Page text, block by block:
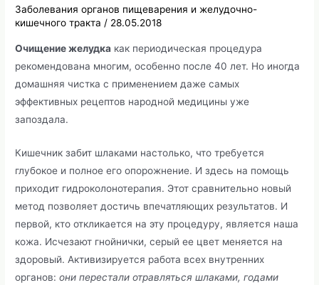
Заболевания органов пищеварения и желудочно-
кишечного тракта / 28.05.2018
Очищение желудка как периодическая процедура
рекомендована многим, особенно после 40 лет. Но иногда
домашняя чистка с применением даже самых
эффективных рецептов народной медицины уже
запоздала.
Кишечник забит шлаками настолько, что требуется
глубокое и полное его опорожнение. И здесь на помощь
приходит гидроколонотерапия. Этот сравнительно новый
метод позволяет достичь впечатляющих результатов. И
первой, кто откликается на эту процедуру, является наша
кожа. Исчезают гнойнички, серый ее цвет меняется на
здоровый. Активизируется работа всех внутренних
органов:они перестали отравляться шлаками, годами